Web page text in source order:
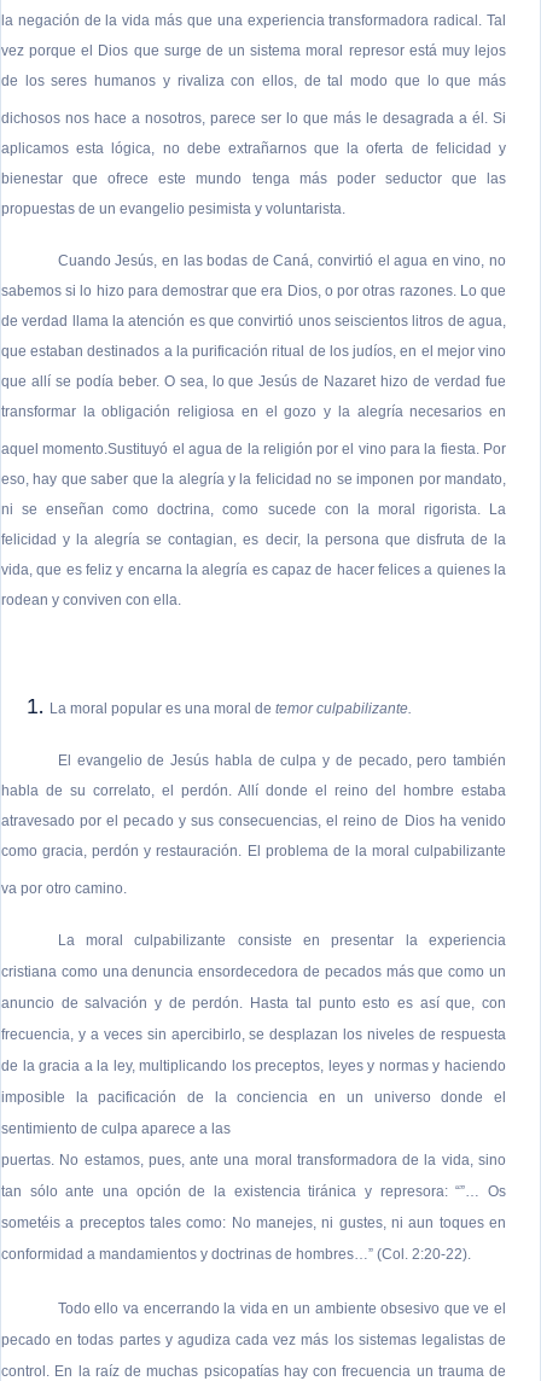
la negación de la vida más que una experiencia transformadora radical. Tal
vez porque el Dios que surge de un sistema moral represor está muy lejos
de los seres humanos y rivaliza con ellos, de tal modo que lo que más
dichosos nos hace a nosotros, parece ser lo que más le desagrada a él . Si
aplicamos esta lógica, no debe extrañarnos que la oferta de felicidad y
bienestar que ofrece este mundo tenga más poder seductor que las
propuestas de un evangelio pesimista y voluntarista.
Cuando Jesús, en las bodas de Caná, convirtió el agua en vino, no
sabemos si lo hizo para demostrar que era Dios, o por otras razones. Lo que
de verdad llama la atención es que convirtió unos seiscientos litros de agua,
que estaban destinados a la purificación ritual de los judíos, en el mejor vino
que allí se podía beber. O sea, lo que Jesús de Nazaret hizo de verdad fue
transformar la obligación religiosa en el gozo y la alegría necesarios en
aquel momento.Sustituyó el agua de la religión por el vino para la fiesta. Por
eso, hay que saber que la alegría y la felicidad no se imponen por mandato,
ni se enseñan como doctrina, como sucede con la moral rigorista. La
felicidad y la alegría se contagian, es decir, la persona que disfruta de la
vida, que es feliz y encarna la alegría es capaz de hacer felices a quienes la
rodean y conviven con ella.
La moral popular es una moral de temor culpabilizante.
El evangelio de Jesús habla de culpa y de pecado, pero también
habla de su correlato, el perdón. Allí donde el reino del hombre estaba
atravesado por el pecado y sus consecuencias, el reino de Dios ha venido
como gracia, perdón y restauración. El problema de la moral culpabilizante
va por otro camino.
La moral culpabilizante consiste en presentar la experiencia
cristiana como una denuncia ensordecedora de pecados más que como un
anuncio de salvación y de perdón. Hasta tal punto esto es así que, con
frecuencia, y a veces sin apercibirlo, se desplazan los niveles de respuesta
de la gracia a la ley, multiplicando los preceptos, leyes y normas y haciendo
imposible la pacificación de la conciencia en un universo donde el
sentimiento de culpa aparece a las
puertas. No estamos, pues, ante una moral transformadora de la vida, sino
tan sólo ante una opción de la existencia tiránica y represora: “”… Os
sometéis a preceptos tales como: No manejes, ni gustes, ni aun toques en
conformidad a mandamientos y doctrinas de hombres…” (Col. 2:20-22).
Todo ello va encerrando la vida en un ambiente obsesivo que ve el
pecado en todas partes y agudiza cada vez más los sistemas legalistas de
control. En la raíz de muchas psicopatías hay con frecuencia un trauma de